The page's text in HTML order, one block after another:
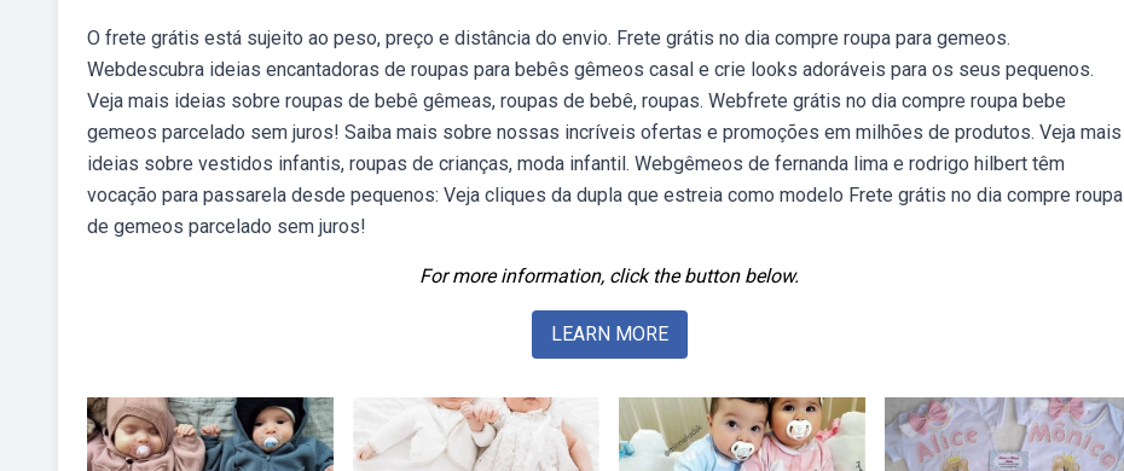
O frete grátis está sujeito ao peso, preço e distância do envio. Frete grátis no dia compre roupa para gemeos.
Webdescubra ideias encantadoras de roupas para bebês gêmeos casal e crie looks adoráveis para os seus pequenos.
Veja mais ideias sobre roupas de bebê gêmeas, roupas de bebê, roupas. Webfrete grátis no dia compre roupa bebe
gemeos parcelado sem juros! Saiba mais sobre nossas incríveis ofertas e promoções em milhões de produtos. Veja mais
ideias sobre vestidos infantis, roupas de crianças, moda infantil. Webgêmeos de fernanda lima e rodrigo hilbert têm
vocação para passarela desde pequenos: Veja cliques da dupla que estreia como modelo Frete grátis no dia compre roupa
de gemeos parcelado sem juros!
For more information, click the button below.
LEARN MORE